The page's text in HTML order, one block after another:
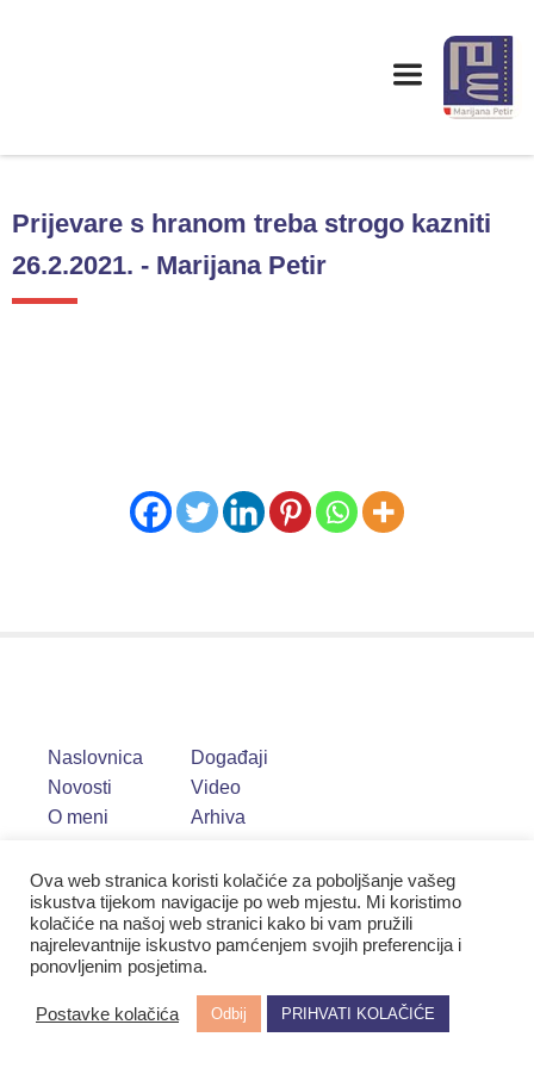
Prijevare s hranom treba strogo kazniti
26.2.2021. - Marijana Petir
Naslovnica
Novosti
O meni
Događaji
Video
Arhiva
Ova web stranica koristi kolačiće za poboljšanje vašeg
iskustva tijekom navigacije po web mjestu. Mi koristimo
kolačiće na našoj web stranici kako bi vam pružili
najrelevantnije iskustvo pamćenjem svojih preferencija i
ponovljenim posjetima.
Postavke kolačića Odbij PRIHVATI KOLAČIĆE